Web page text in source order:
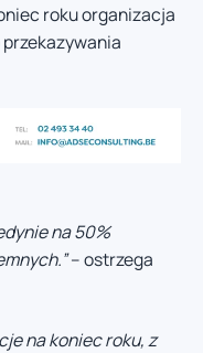
roku organizacja
na 50%
– ostrzega
na koniec roku, z